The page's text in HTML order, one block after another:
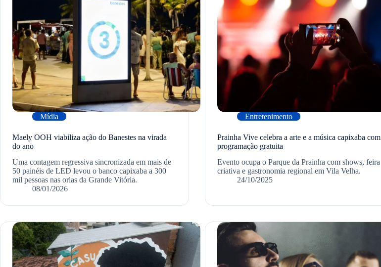
Mídia
Maely OOH viabiliza ação do Banestes na virada
do ano
Uma contagem regressiva sincronizada em mais de
50 painéis de LED levou o banco capixaba a 300
mil pessoas nas orlas da Grande Vitória.
08/01/2026
Entretenimento
Prainha Vive celebra a arte e a música capixaba com
programação gratuita
Evento ocupa o Parque da Prainha com shows, feira
criativa e gastronomia regional em Vila Velha.
24/10/2025